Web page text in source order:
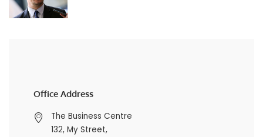
Office Address
The Business Centre
132, My Street,